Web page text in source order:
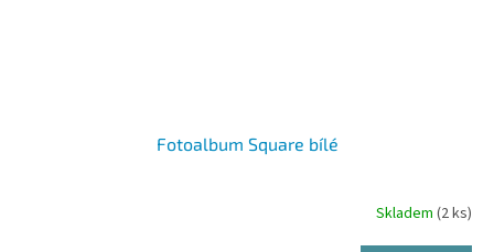
Fotoalbum Square bílé
Skladem (2 ks)